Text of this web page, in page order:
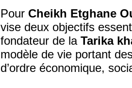
Pour Cheikh Etghane
vise deux objectifs
fondateur de la Tarika
modèle de vie portant
d’ordre économique,